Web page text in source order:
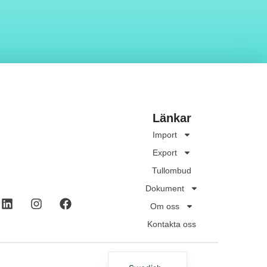
Länkar
Import
Export
Tullombud
Dokument
Om oss
Kontakta oss
Norwegian